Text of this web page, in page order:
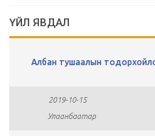
ҮЙЛ ЯВДАЛ
Албан тушаалын
2019-10-15
Улаанбаатар